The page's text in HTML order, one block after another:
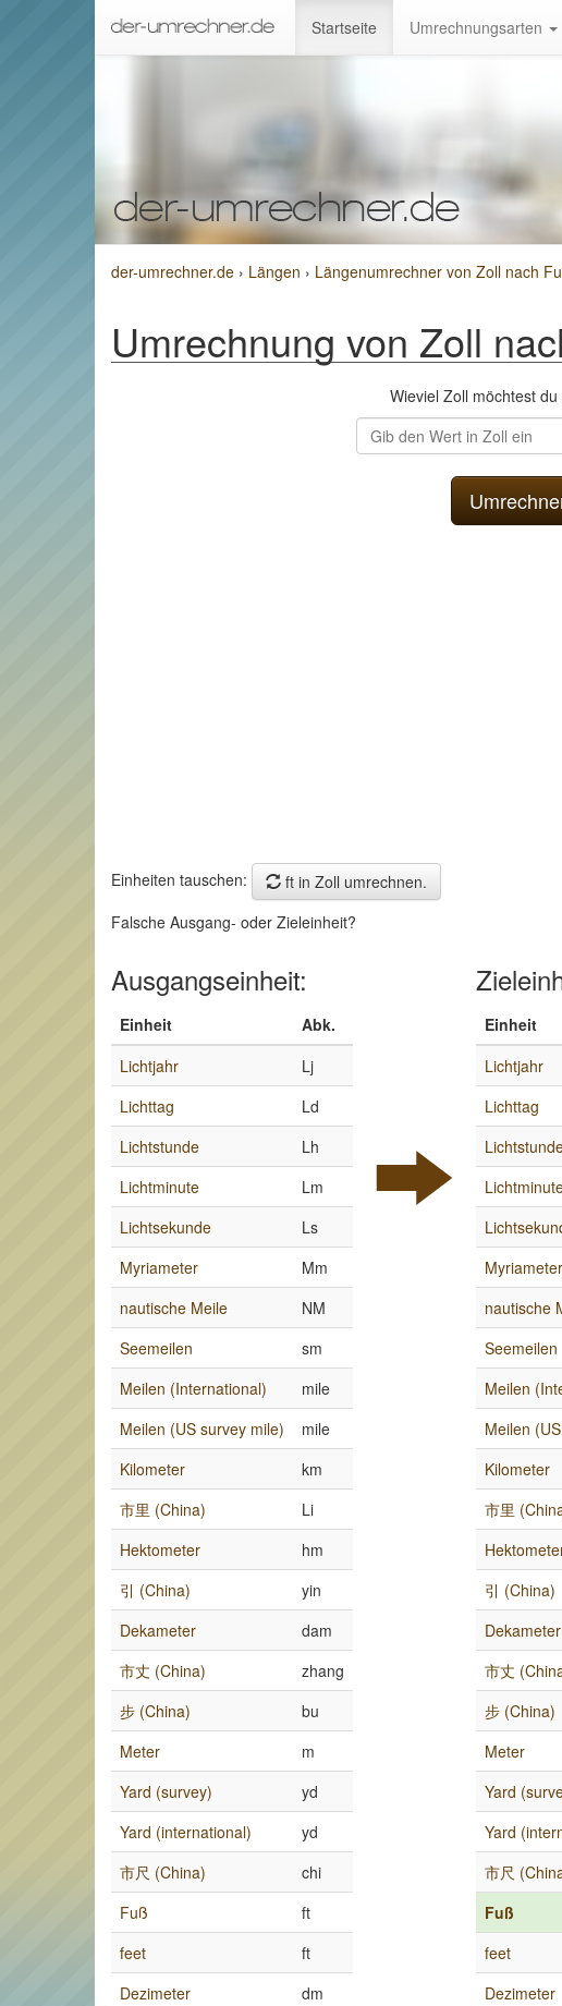
Startseite Umrechnungsarten
der-umrechner.de › Längen › Längenumrechner von Zoll nach
Umrechnung von Zoll
Wieviel Zoll möchtest
Einheiten tauschen:
ft in Zoll umrechnen.
Falsche Ausgang- oder Zieleinheit?
Ausgangseinheit:
Einheit
Abk.
Lichtjahr
Lj
Lichttag
Ld
Lichtstunde
Lh
Lichtminute
Lm
Lichtsekunde
Ls
Myriameter
Mm
nautische Meile
NM
Seemeilen
sm
Meilen (International)
mile
Meilen (US survey mile)
mile
Kilometer
km
市里 (China)
Li
Hektometer
hm
引 (China)
yin
Dekameter
dam
市丈 (China)
zhang
步 (China)
bu
Meter
m
Yard (survey)
yd
Yard (international)
yd
市尺 (China)
chi
Fuß
ft
feet
ft
Dezimeter
dm
Einheit
Lichtjahr
Lichttag
Myriameter
nautische
Seemeilen
Meilen
Meilen
Kilometer
市里
引 (China)
Dekameter
市丈
步 (China)
Meter
Yard
Yard
市尺
Fuß
feet
Dezimeter